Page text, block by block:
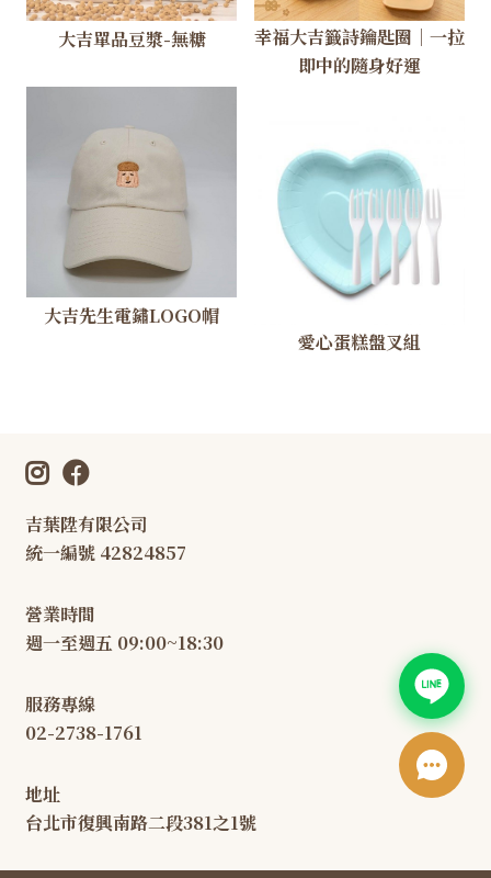
大吉單品豆漿-無糖
幸福大吉籤詩鑰匙圈｜一拉
即中的隨身好運
大吉先生電鏽LOGO帽
愛心蛋糕盤叉組
吉葉陞有限公司
統一編號 42824857
營業時間
週一至週五 09:00~18:30
服務專線
02-2738-1761
地址
台北市復興南路二段381之1號